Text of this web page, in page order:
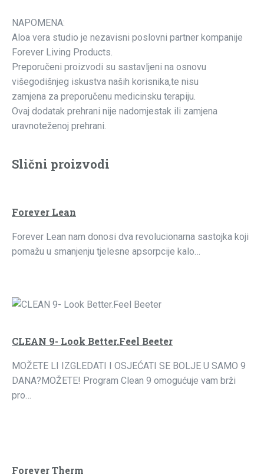
NAPOMENA:
Aloa vera studio je nezavisni poslovni partner kompanije
Forever Living Products.
Preporučeni proizvodi su sastavljeni na osnovu
višegodišnjeg iskustva naših korisnika,te nisu
zamjena za preporučenu medicinsku terapiju.
Ovaj dodatak prehrani nije nadomjestak ili zamjena
uravnoteženoj prehrani.
Slični proizvodi
Forever Lean
Forever Lean nam donosi dva revolucionarna sastojka koji
pomažu u smanjenju tjelesne apsorpcije kalo…
CLEAN 9- Look Better.Feel Beeter
MOŽETE LI IZGLEDATI I OSJEĆATI SE BOLJE U SAMO 9
DANA?MOŽETE! Program Clean 9 omogućuje vam brži
pro…
Forever Therm